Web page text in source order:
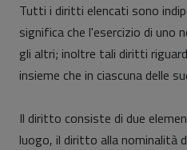
Tutti i diritti elencati sono
significa che l'esercizio di uno
gli altri; inoltre tali diritti
insieme che in ciascuna delle
Il diritto consiste di due
luogo, il diritto alla nominalità